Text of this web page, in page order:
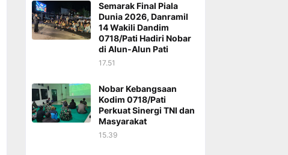
Semarak Final Piala
Dunia 2026, Danramil
14 Wakili Dandim
0718/Pati Hadiri Nobar
di Alun-Alun Pati
17.51
Nobar Kebangsaan
Kodim 0718/Pati
Perkuat Sinergi TNI dan
Masyarakat
15.39